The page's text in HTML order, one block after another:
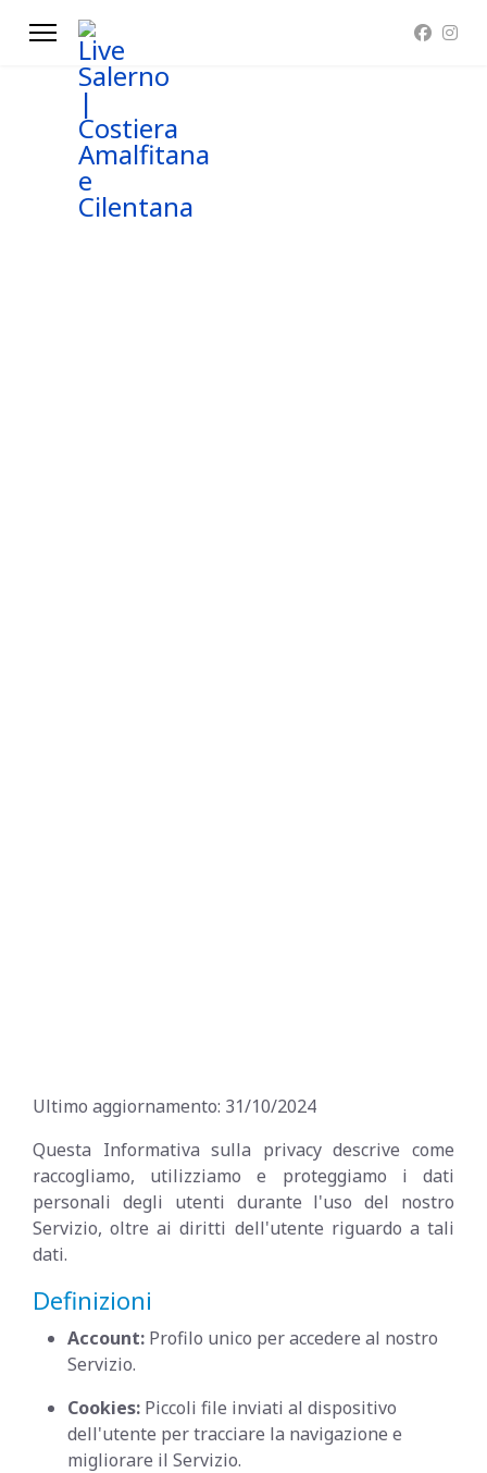
Ultimo aggiornamento: 31/10/2024
Questa Informativa sulla privacy descrive come
raccogliamo, utilizziamo e proteggiamo i dati
personali degli utenti durante l'uso del nostro
Servizio, oltre ai diritti dell'utente riguardo a tali
dati.
Definizioni
Account: Profilo unico per accedere al nostro
Servizio.
Cookies: Piccoli file inviati al dispositivo
dell'utente per tracciare la navigazione e
migliorare il Servizio.